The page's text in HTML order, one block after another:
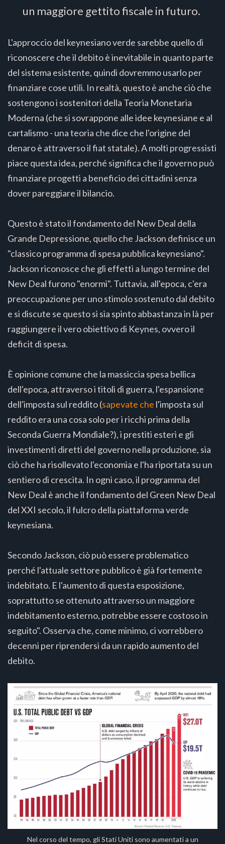
un maggiore gettito fiscale in futuro.
L'approccio del keynesiano verde sarebbe quello di
riconoscere che il debito è inevitabile in quanto parte
del sistema esistente, quindi dovremmo usarlo per
finanziare cose utili. In realtà, questo è anche ciò che
sostengono i sostenitori della Teoria Monetaria
Moderna (che si sovrappone alle idee keynesiane e al
cartalismo - una teoria che dice che l'origine del
denaro è attraverso il fiat statale). A molti progressisti
piace questa idea, perché significa che il governo può
finanziare progetti a beneficio dei cittadini senza
dover pareggiare il bilancio.
Questo è stato il fondamento del New Deal della
Grande Depressione, quello che Jackson definisce un
"classico programma di spesa pubblica keynesiano".
Jackson riconosce che gli effetti a lungo termine del
New Deal furono "enormi". Tuttavia, all'epoca, c'era
preoccupazione per uno stimolo sostenuto dal debito
e si discute se questo si sia spinto abbastanza in là per
raggiungere il vero obiettivo di Keynes, ovvero il
deficit di spesa.
È opinione comune che la massiccia spesa bellica
dell'epoca, attraverso i titoli di guerra, l'espansione
dell'imposta sul reddito (sapevate che l'imposta sul
reddito era una cosa solo per i ricchi prima della
Seconda Guerra Mondiale?), i prestiti esteri e gli
investimenti diretti del governo nella produzione, sia
ciò che ha risollevato l'economia e l'ha riportata su un
sentiero di crescita. In ogni caso, il programma del
New Deal è anche il fondamento del Green New Deal
del XXI secolo, il fulcro della piattaforma verde
keynesiana.
Secondo Jackson, ciò può essere problematico
perché l'attuale settore pubblico è già fortemente
indebitato. E l'aumento di questa esposizione,
soprattutto se ottenuto attraverso un maggiore
indebitamento esterno, potrebbe essere costoso in
seguito". Osserva che, come minimo, ci vorrebbero
decenni per riprendersi da un rapido aumento del
debito.
Nel corso del tempo, gli Stati Uniti sono aumentati a un